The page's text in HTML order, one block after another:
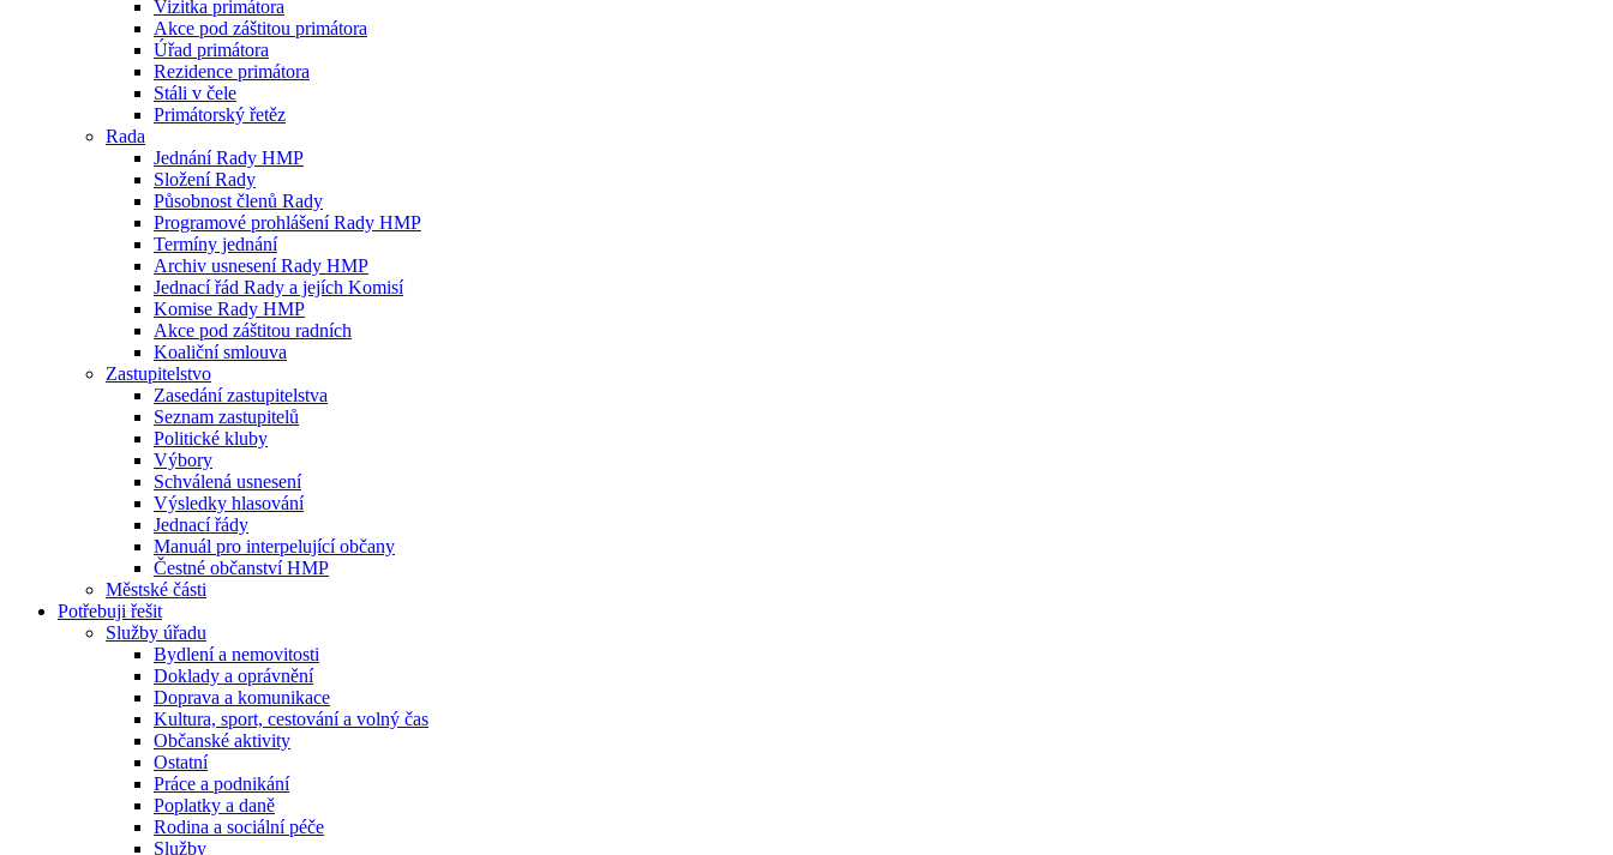
Vizitka primátora
Akce pod záštitou primátora
Úřad primátora
Rezidence primátora
Stáli v čele
Primátorský řetěz
Rada
Jednání Rady HMP
Složení Rady
Působnost členů Rady
Programové prohlášení Rady HMP
Termíny jednání
Archiv usnesení Rady HMP
Jednací řád Rady a jejích Komisí
Komise Rady HMP
Akce pod záštitou radních
Koaliční smlouva
Zastupitelstvo
Zasedání zastupitelstva
Seznam zastupitelů
Politické kluby
Výbory
Schválená usnesení
Výsledky hlasování
Jednací řády
Manuál pro interpelující občany
Čestné občanství HMP
Městské části
Potřebuji řešit
Služby úřadu
Bydlení a nemovitosti
Doklady a oprávnění
Doprava a komunikace
Kultura, sport, cestování a volný čas
Občanské aktivity
Ostatní
Práce a podnikání
Poplatky a daně
Rodina a sociální péče
Služby